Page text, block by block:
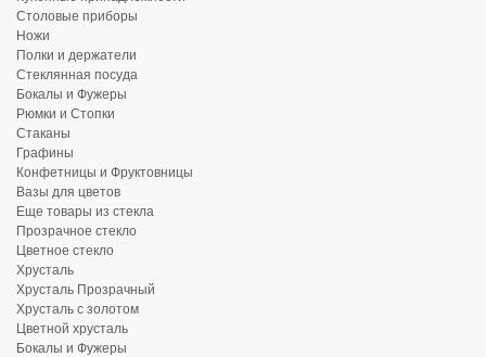
Столовые приборы
Ножи
Полки и держатели
Стеклянная посуда
Бокалы и Фужеры
Рюмки и Стопки
Стаканы
Графины
Конфетницы и Фруктовницы
Вазы для цветов
Еще товары из стекла
Прозрачное стекло
Цветное стекло
Хрусталь
Хрусталь Прозрачный
Хрусталь с золотом
Цветной хрусталь
Бокалы и Фужеры